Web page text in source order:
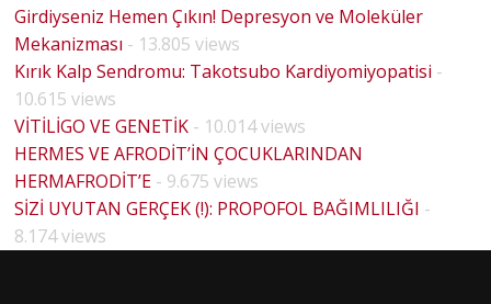
Girdiyseniz Hemen Çıkın! Depresyon ve Moleküler
Mekanizması - 13.805 views
Kırık Kalp Sendromu: Takotsubo Kardiyomiyopatisi -
10.615 views
VİTİLİGO VE GENETİK - 10.014 views
HERMES VE AFRODİT’İN ÇOCUKLARINDAN
HERMAFRODİT’E - 9.675 views
SİZİ UYUTAN GERÇEK (!): PROPOFOL BAĞIMLILIĞI -
8.174 views
BİYOLO